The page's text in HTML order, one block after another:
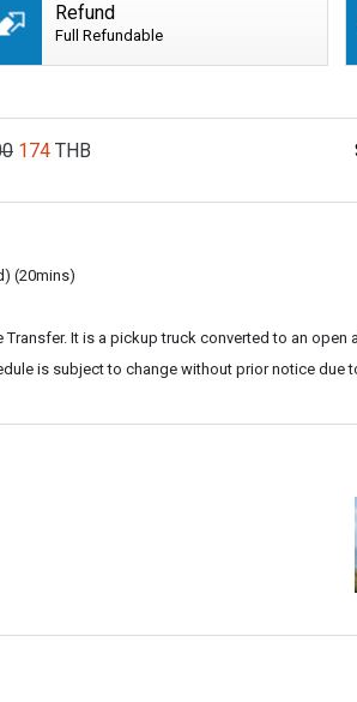
Refund
Full Refundable
174 THB
(20mins)
It is a pickup truck converted to an
is subject to change without prior notice